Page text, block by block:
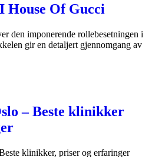
House Of Gucci
den imponerende rollebesetningen i
gir en detaljert gjennomgang av
– Beste klinikker
klinikker, priser og erfaringer